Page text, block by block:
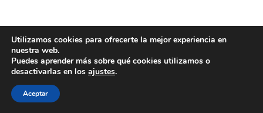
9 al 10 de Mayo 2026. Consultar la
Programación del Mercado Romano de
Carranque.
Leer más
Utilizamos cookies para ofrecerte la mejor experiencia en
nuestra web.
Puedes aprender más sobre qué cookies utilizamos o
desactivarlas en los ajustes.
Aceptar